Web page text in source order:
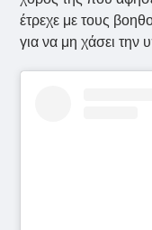
έτρεχε με τους
για να μη χάσει την